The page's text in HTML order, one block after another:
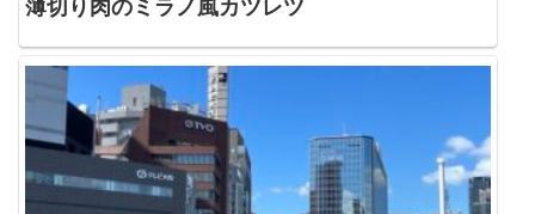
薄切り肉のミラノ風カツレツ